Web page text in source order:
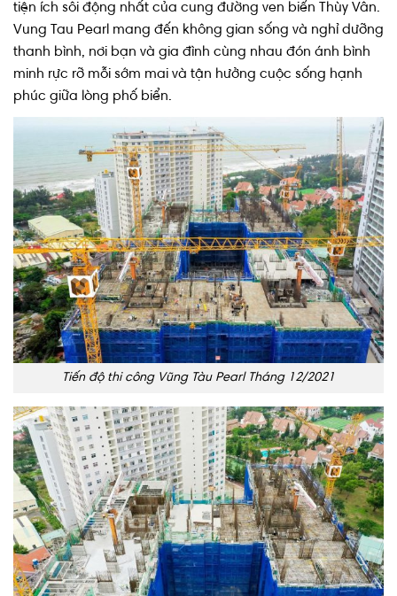
tiện ích sôi động nhất của cung đường ven biển Thùy Vân.
Vung Tau Pearl mang đến không gian sống và nghỉ dưỡng
thanh bình, nơi bạn và gia đình cùng nhau đón ánh bình
minh rực rỡ mỗi sớm mai và tận hưởng cuộc sống hạnh
phúc giữa lòng phố biển.
Tiến độ thi công Vũng Tàu Pearl Tháng 12/2021